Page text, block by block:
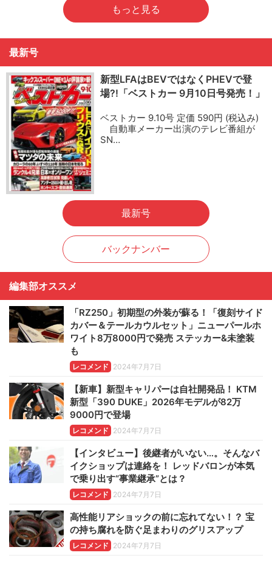
もっと見る
最新号
新型LFAはBEVではなくPHEVで登
場?!「ベストカー 9月10日号発売！」
ベストカー 9.10号 定価 590円 (税込み)
自動車メーカー出演のテレビ番組が
SN…
最新号
バックナンバー
編集部オススメ
「RZ250」初期型の外装が蘇る！「復刻サイド
カバー＆テールカウルセット」ニューパールホ
ワイト8万8000円で発売 ステッカー&未塗装
も
レコメンド 2024年7月7日
【新車】新型キャリパーは自社開発品！ KTM
新型「390 DUKE」2026年モデルが82万
9000円で登場
レコメンド 2024年7月7日
【インタビュー】後継者がいない…。そんなバ
イクショップは連絡を！ レッドバロンが本気
で乗り出す“事業継承”とは？
レコメンド 2024年7月7日
高性能リアショックの前に忘れてない！？ 宝
の持ち腐れを防ぐ足まわりのグリスアップ
レコメンド 2024年7月7日